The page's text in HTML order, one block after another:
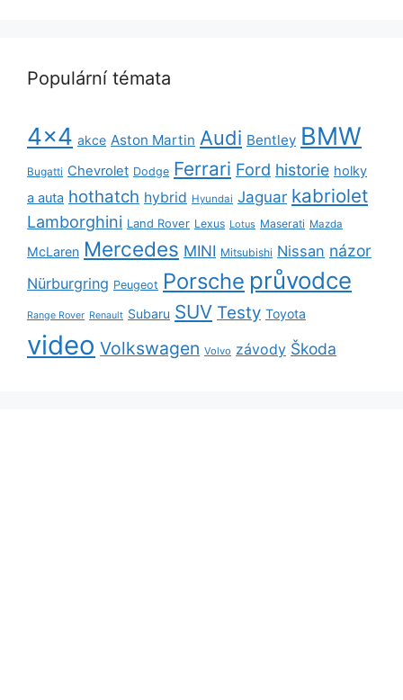
Populární témata
4x4 akce Aston Martin Audi Bentley BMW
Bugatti Chevrolet Dodge Ferrari Ford historie holky
a auta hothatch hybrid Hyundai Jaguar kabriolet
Lamborghini Land Rover Lexus Lotus Maserati Mazda
McLaren Mercedes MINI Mitsubishi Nissan názor
Nürburgring Peugeot Porsche průvodce
Range Rover Renault Subaru SUV Testy Toyota
video Volkswagen Volvo závody Škoda